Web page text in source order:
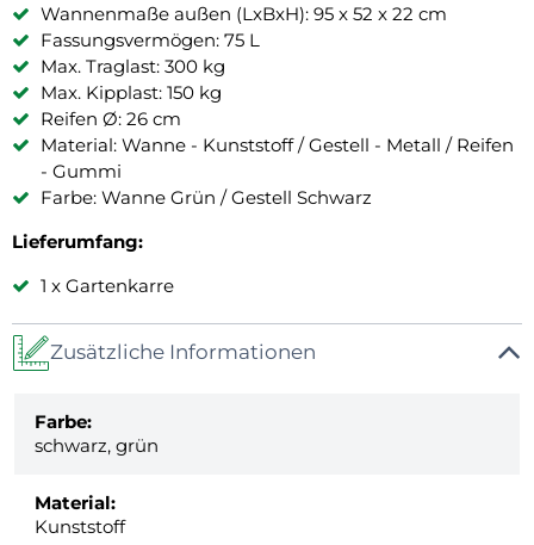
Wannenmaße außen (LxBxH): 95 x 52 x 22 cm
Fassungsvermögen: 75 L
Max. Traglast: 300 kg
Max. Kipplast: 150 kg
Reifen Ø: 26 cm
Material: Wanne - Kunststoff / Gestell - Metall / Reifen
- Gummi
Farbe: Wanne Grün / Gestell Schwarz
Lieferumfang:
1 x Gartenkarre
Zusätzliche Informationen
Farbe:
schwarz, grün
Material:
Kunststoff